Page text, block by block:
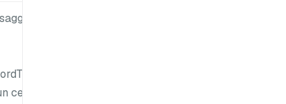
di time
certo